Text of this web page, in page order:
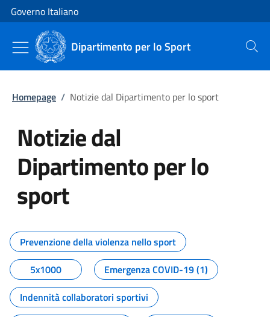
Vai al contenuto
Vai alla navigazione del sito
Governo Italiano
Dipartimento per lo Sport Cerca
Homepage / Notizie dal Dipartimento per lo sport
Notizie dal
Dipartimento per lo
sport
Tutti i contenuti della pagina
Prevenzione della violenza nello sport
5x1000
Emergenza COVID-19 (1)
Indennità collaboratori sportivi